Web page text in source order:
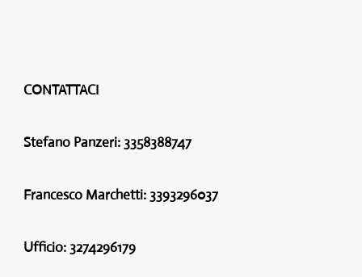
CONTATTACI
Stefano Panzeri: 3358388747
Francesco Marchetti: 3393296037
Ufficio: 3274296179